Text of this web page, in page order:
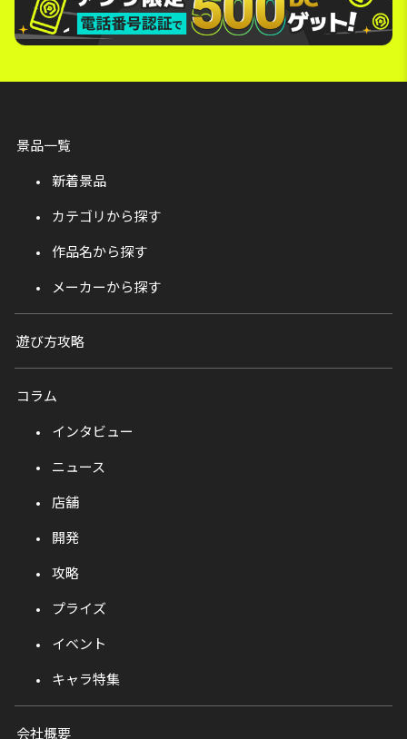
景品一覧
新着景品
カテゴリから探す
作品名から探す
メーカーから探す
遊び方攻略
コラム
インタビュー
ニュース
店舗
開発
攻略
プライズ
イベント
キャラ特集
会社概要